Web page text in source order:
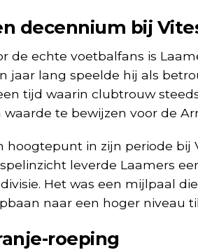
decennium bij
de echte voetbalfans is
jaar lang speelde hij als
tijd waarin clubtrouw
waarde te bewijzen voor de
hoogtepunt in zijn periode bij
leverde Laamers
Het was een mijlpaal
naar een hoger niveau
roeping